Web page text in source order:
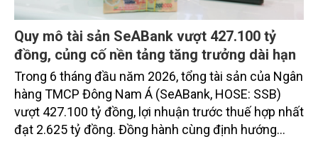
Quy mô tài sản SeABank vượt 427.100 tỷ
đồng, củng cố nền tảng tăng trưởng dài hạn
Trong 6 tháng đầu năm 2026, tổng tài sản của Ngân
hàng TMCP Đông Nam Á (SeABank, HOSE: SSB)
vượt 427.100 tỷ đồng, lợi nhuận trước thuế hợp nhất
đạt 2.625 tỷ đồng. Đồng hành cùng định hướng